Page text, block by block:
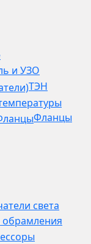
и УЗО
ТЭН
Фланцы